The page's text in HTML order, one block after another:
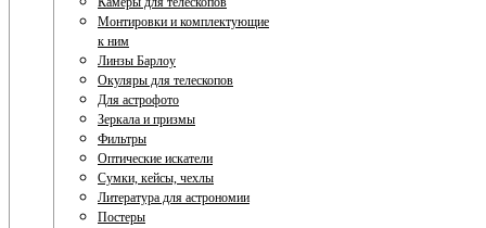
Монтировки и комплектующие
к ним
Линзы Барлоу
Окуляры для телескопов
Для астрофото
Зеркала и призмы
Фильтры
Оптические искатели
Сумки, кейсы, чехлы
Литература для астрономии
Постеры